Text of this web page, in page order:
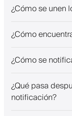
¿Cómo se unen
¿Cómo
¿Cómo se
¿Qué pasa
notificación?